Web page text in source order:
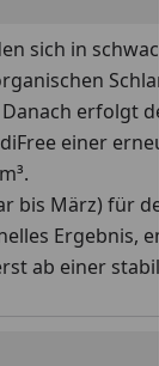
sich in
erfolgt
einer
bis März) für
Ergebnis,
ab einer